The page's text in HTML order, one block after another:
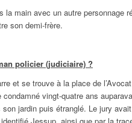
main avec un autre personnage
son demi-frère.
policier (judiciaire) ?
et se trouve à la place de
vingt-quatre ans
jardin puis étranglé. Le jury